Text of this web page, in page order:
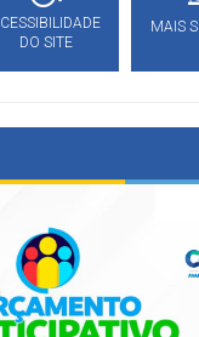
DO SITE
MAIS